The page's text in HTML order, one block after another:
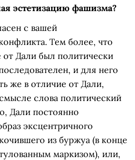
эстетизацию фашизма?
с вашей
Тем более, что
от Дали был политически
и для него
же в отличие от Дали,
слова политический
Дали постоянно
эксцентричного
из буржуа (в конце
маркизом), или,